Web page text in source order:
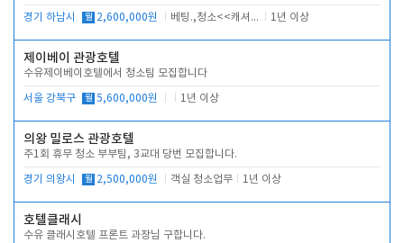
경기 하남시 월 2,600,000원 베팅.,청소<<캐셔 모셔봅니다. 1년 이상
제이베이 관광호텔
수유제이베이호텔에서 청소팀 모집합니다
서울 강북구 월 5,600,000원 1년 이상
의왕 밀로스 관광호텔
주1회 휴무 청소 부부팀, 3교대 당번 모집합니다.
경기 의왕시 월 2,500,000원 객실 청소업무 1년 이상
호텔클래시
수유 클래시호텔 프론트 과장님 구합니다.